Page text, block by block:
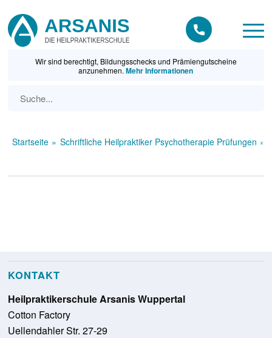
Wir sind berechtigt, Bildungsschecks und Prämiengutscheine
anzunehmen.Mehr Informationen
Startseite Schriftliche Heilpraktiker Psychotherapie Prüfungen
KONTAKT
Heilpraktikerschule Arsanis Wuppertal
Cotton Factory
Uellendahler Str. 27-29